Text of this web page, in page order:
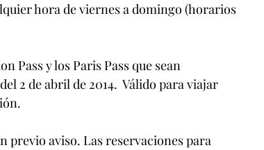
hora de viernes a domingo (horarios
Pass y los Paris Pass que sean
2 de abril de 2014.  Válido para viajar
previo aviso. Las reservaciones para